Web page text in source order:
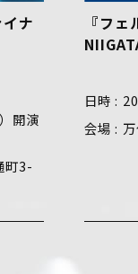
in